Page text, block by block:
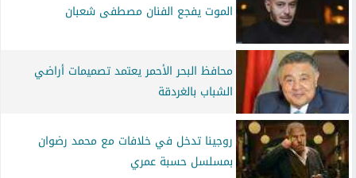
الموت يفجع الفنان مصطفى شعبان
محافظ البحر الأحمر يعتمد تصميمات أراضي
الشباب بالغردقة
روجينا تدخل في خلافات مع محمد رضوان
بمسلسل حسبة عمري